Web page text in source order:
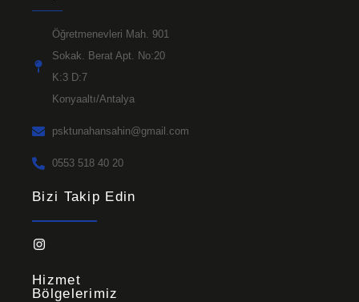
Öğretmenevleri Mah. 901
Sokak. Berat Apt. No:20
K:3 D:7
Konyaaltı/Antalya
psktunahansahin@gmail.com
0553 518 40 20
Bizi Takip Edin
Hizmet
Bölgelerimiz